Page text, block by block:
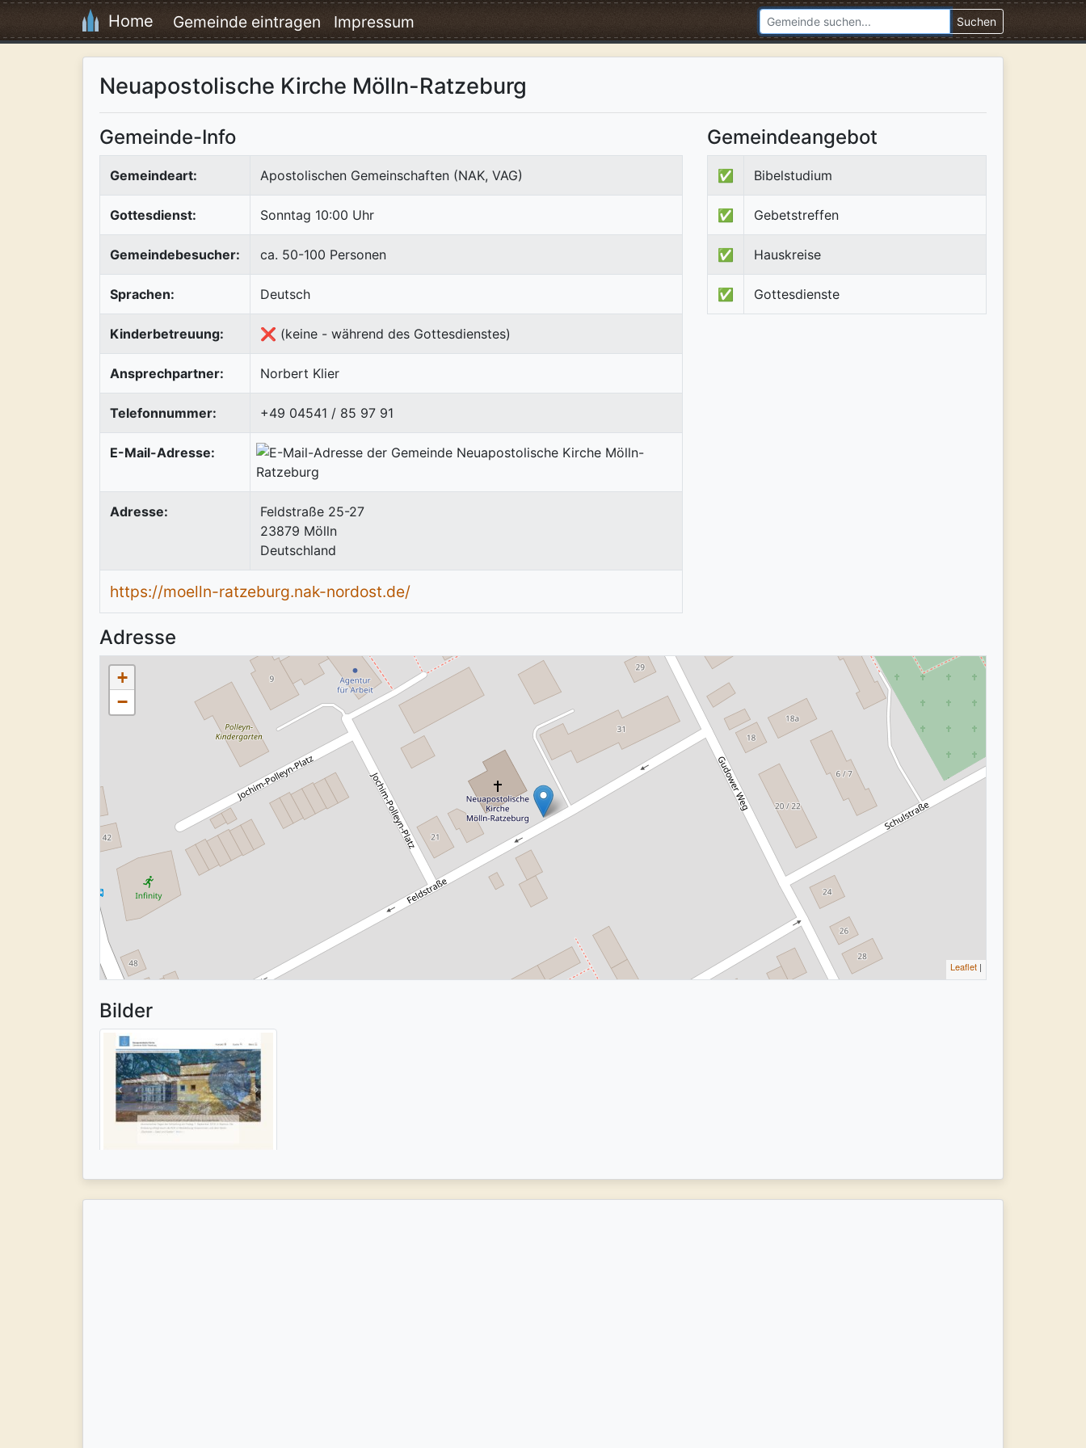
Home Gemeinde eintragen Impressum Suchen
Neuapostolische Kirche Mölln-Ratzeburg
Gemeinde-Info
Gemeindeart: Apostolischen Gemeinschaften (NAK, VAG)
Gottesdienst: Sonntag 10:00 Uhr
Gemeindebesucher: ca. 50-100 Personen
Sprachen: Deutsch
Kinderbetreuung: ❌ (keine - während des Gottesdienstes)
Ansprechpartner: Norbert Klier
Telefonnummer: +49 04541 / 85 97 91
E-Mail-Adresse:
Adresse:
Feldstraße 25-27
23879 Mölln
Deutschland
https://moelln-ratzeburg.nak-nordost.de/
Gemeindeangebot
✅ Bibelstudium
✅ Gebetstreffen
✅ Hauskreise
✅ Gottesdienste
Adresse
+
−
Leaflet |
Bilder